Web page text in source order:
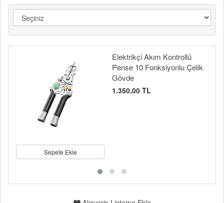
Sepete Ekle
Elektrikçi Akım Kontrollü
Pense 10 Fonksiyonlu Çelik
Gövde
1.350,00 TL